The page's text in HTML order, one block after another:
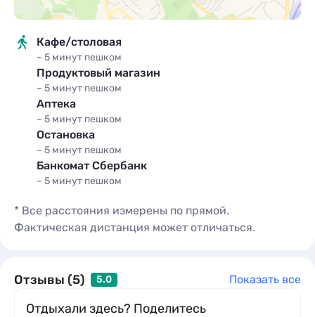
Кафе/столовая
~ 5 минут пешком
Продуктовый магазин
~ 5 минут пешком
Аптека
~ 5 минут пешком
Остановка
~ 5 минут пешком
Банкомат Сбербанк
~ 5 минут пешком
* Все расстояния измерены по прямой.
Фактическая дистанция может отличаться.
Отзывы (5) 5.0 Показать все
Отдыхали здесь? Поделитесь